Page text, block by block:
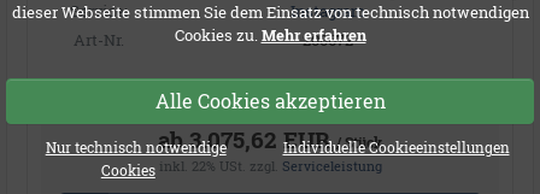
dieser Webseite stimmen Sie dem Einsatz von technisch notwendigen
Cookies zu. Mehr erfahren
Alle Cookies akzeptieren
Nur technisch notwendige
Cookies
Individuelle Cookieeinstellungen
Service:
Instagram
Art-Nr.
200672
Lieferbeginn: 12-24 Stunden
ab 3.075,62 EUR/ Stück
inkl. 22% USt. zzgl. Serviceleistung